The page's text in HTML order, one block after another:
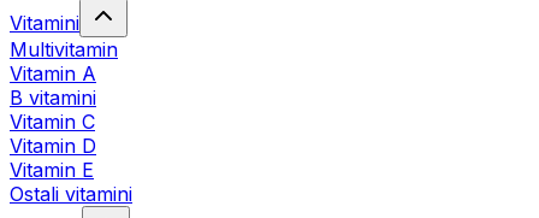
Vitamini
Multivitamin
Vitamin A
B vitamini
Vitamin C
Vitamin D
Vitamin E
Ostali vitamini